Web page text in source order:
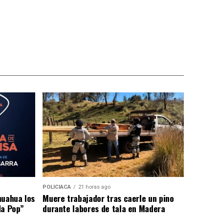
los
Pop”
POLICIACA 21 horas ago
Muere trabajador tras caerle un pino
durante labores de tala en Madera